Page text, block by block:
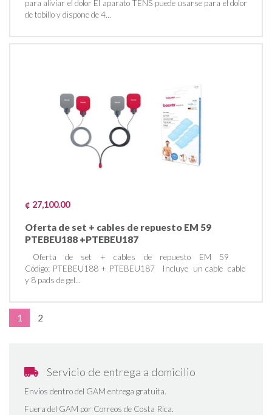
para aliviar el dolor El aparato TENS puede usarse para el dolor
de tobillo y dispone de 4...
¢ 27,100.00
Oferta de set + cables de repuesto EM 59
PTEBEU188 +PTEBEU187
Oferta de set + cables de repuesto EM 59
Código: PTEBEU188 + PTEBEU187 Incluye un cable cable
y 8 pads de gel...
1 2
Servicio de entrega a domicilio
Envios dentro del GAM entrega gratuita.
Fuera del GAM por Correos de Costa Rica.